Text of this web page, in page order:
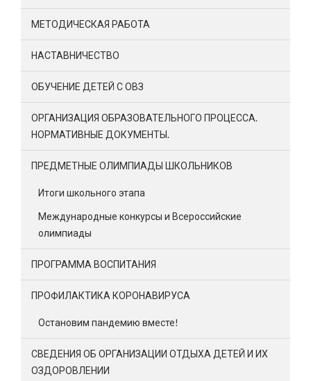
МЕТОДИЧЕСКАЯ РАБОТА
НАСТАВНИЧЕСТВО
ОБУЧЕНИЕ ДЕТЕЙ С ОВЗ
ОРГАНИЗАЦИЯ ОБРАЗОВАТЕЛЬНОГО ПРОЦЕССА.
НОРМАТИВНЫЕ ДОКУМЕНТЫ.
ПРЕДМЕТНЫЕ ОЛИМПИАДЫ ШКОЛЬНИКОВ
Итоги школьного этапа
Международные конкурсы и Всероссийские
олимпиады
ПРОГРАММА ВОСПИТАНИЯ
ПРОФИЛАКТИКА КОРОНАВИРУСА
Остановим пандемию вместе!
СВЕДЕНИЯ ОБ ОРГАНИЗАЦИИ ОТДЫХА ДЕТЕЙ И ИХ
ОЗДОРОВЛЕНИИ